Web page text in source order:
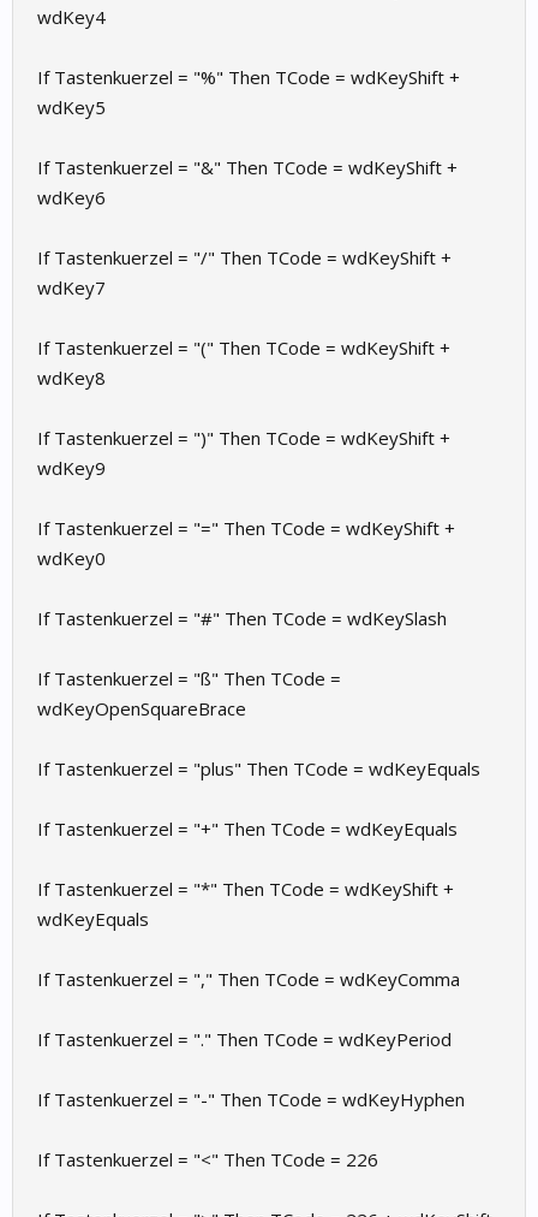
wdKey4
If Tastenkuerzel = "%" Then TCode = wdKeyShift +
wdKey5
If Tastenkuerzel = "&" Then TCode = wdKeyShift +
wdKey6
If Tastenkuerzel = "/" Then TCode = wdKeyShift +
wdKey7
If Tastenkuerzel = "(" Then TCode = wdKeyShift +
wdKey8
If Tastenkuerzel = ")" Then TCode = wdKeyShift +
wdKey9
If Tastenkuerzel = "=" Then TCode = wdKeyShift +
wdKey0
If Tastenkuerzel = "#" Then TCode = wdKeySlash
If Tastenkuerzel = "ß" Then TCode =
wdKeyOpenSquareBrace
If Tastenkuerzel = "plus" Then TCode = wdKeyEquals
If Tastenkuerzel = "+" Then TCode = wdKeyEquals
If Tastenkuerzel = "*" Then TCode = wdKeyShift +
wdKeyEquals
If Tastenkuerzel = "," Then TCode = wdKeyComma
If Tastenkuerzel = "." Then TCode = wdKeyPeriod
If Tastenkuerzel = "-" Then TCode = wdKeyHyphen
If Tastenkuerzel = "<" Then TCode = 226